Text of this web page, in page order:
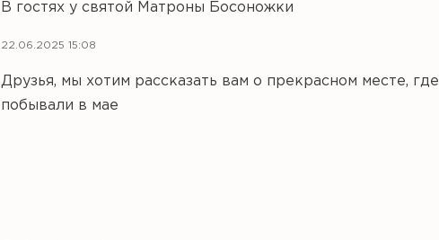
В гостях у святой Матроны Босоножки
22.06.2025 15:08
Друзья, мы хотим рассказать вам о прекрасном месте, где
побывали в мае